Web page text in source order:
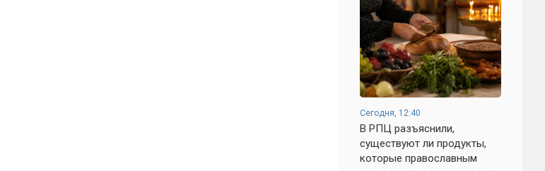
Сегодня, 12:40
В РПЦ разъяснили,
существуют ли продукты,
которые православным